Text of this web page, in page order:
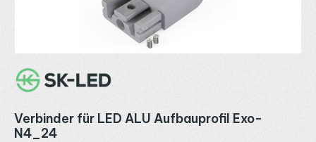
Verbinder für LED ALU Aufbauprofil Exo-
N4_24